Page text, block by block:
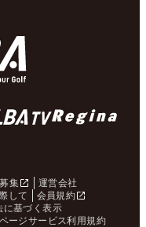
集
運営会社
して
会員規約
に基づく表示
ージサービス利用規約